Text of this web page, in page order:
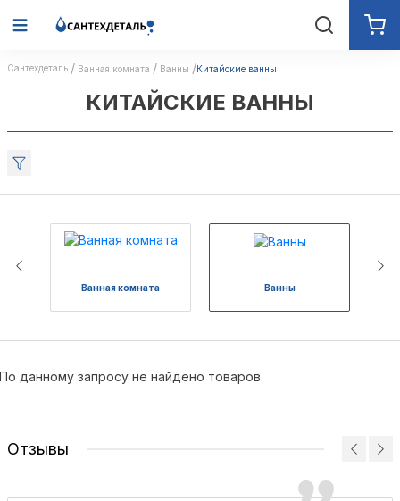
Сантехдеталь Ванная комната Ванны Китайские ванны
КИТАЙСКИЕ ВАННЫ
Ванная комната Ванны
По данному запросу не найдено товаров.
Отзывы